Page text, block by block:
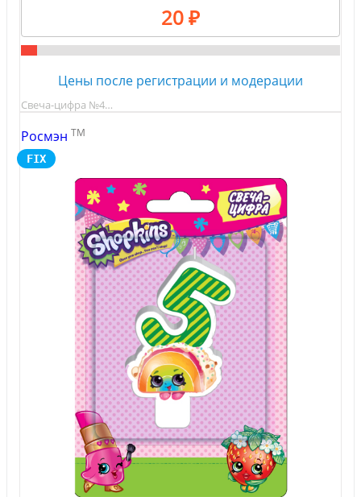
20 ₽
Цены после регистрации и модерации
Свеча-цифра №4…
Росмэн TM
FIX